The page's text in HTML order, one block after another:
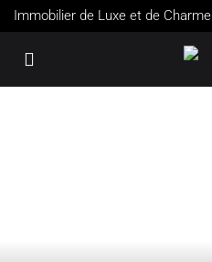
Immobilier de Luxe et de Charme